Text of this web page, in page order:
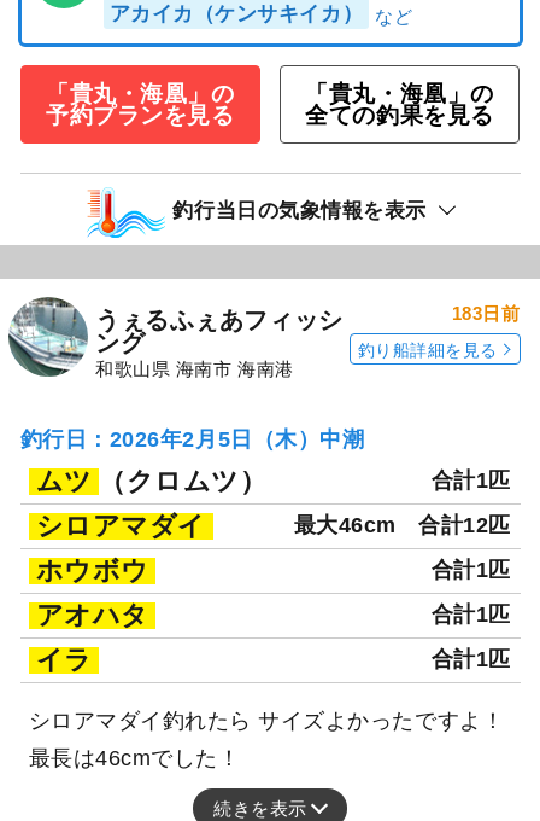
アカイカ（ケンサキイカ）
「貴丸・海凰」の
予約プランを見る
「貴丸・海凰」の
全ての釣果を見る
釣行当日の気象情報を表示
うぇるふぇあフィッシ
ング
和歌山県 海南市 海南港
183日前
釣り船詳細を見る
釣行日：2026年2月5日（木）中潮
ムツ （クロムツ） 合計1匹
シロアマダイ 最大46cm 合計12匹
ホウボウ 合計1匹
アオハタ 合計1匹
イラ 合計1匹
シロアマダイ釣れたら サイズよかったですよ！
最長は46cmでした！
続きを表示